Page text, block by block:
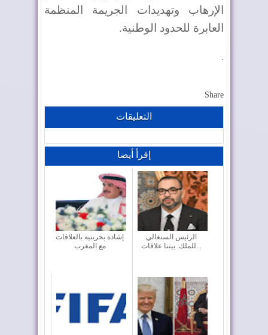
الإرهاب وتهديدات الجريمة المنظمة
العابرة للحدود الوطنية.
Share
التعليقات
إقرأ أيضا
إشادة بحرينية بالعلاقات
مع المغرب
الرئيس السنغالي